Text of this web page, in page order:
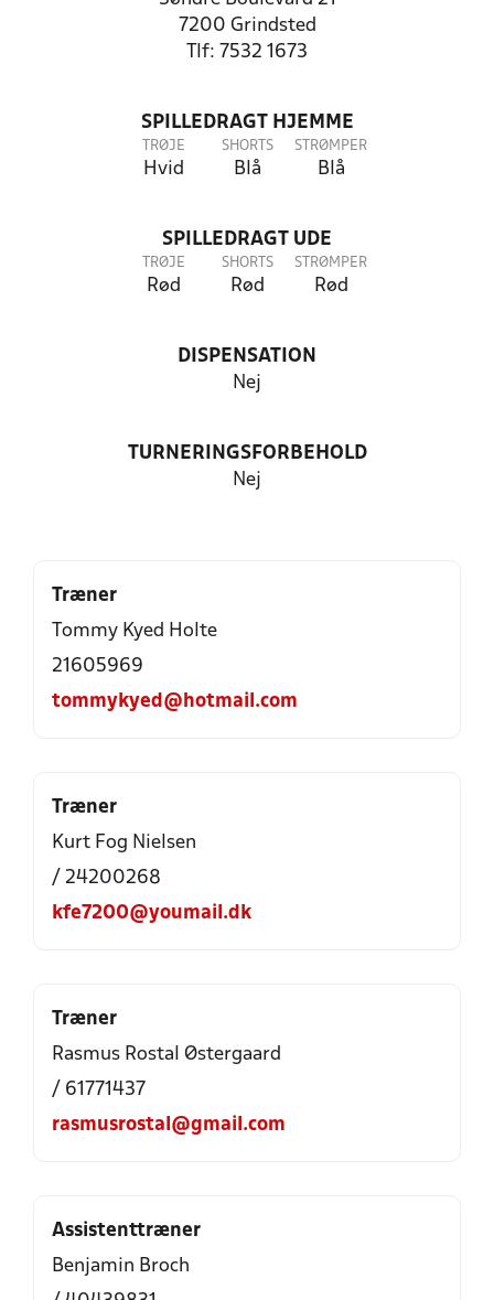
7200 Grindsted
Tlf: 7532 1673
SPILLEDRAGT HJEMME
TRØJE
Hvid
SHORTS
Blå
STRØMPER
Blå
SPILLEDRAGT UDE
TRØJE
Rød
SHORTS
Rød
STRØMPER
Rød
DISPENSATION
Nej
TURNERINGSFORBEHOLD
Nej
Træner
Tommy Kyed Holte
21605969
tommykyed@hotmail.com
Træner
Kurt Fog Nielsen
/ 24200268
kfe7200@youmail.dk
Træner
Rasmus Rostal Østergaard
/ 61771437
rasmusrostal@gmail.com
Assistenttræner
Benjamin Broch